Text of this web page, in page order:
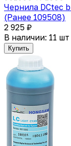
Чернила DCtec
(Ранее 109508)
2 925 ₽
В наличии: 11 шт
Купить